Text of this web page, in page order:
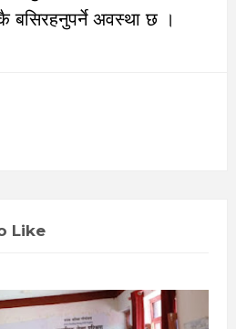
बसिरहनुपर्ने अवस्था छ ।
Like